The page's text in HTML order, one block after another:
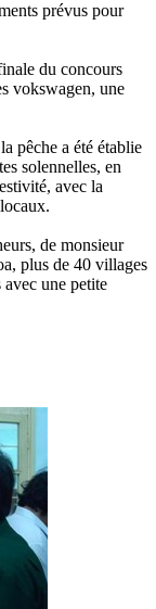
prévus pour
du concours
vokswagen, une
pêche a été établie
solennelles, en
avec la
de monsieur
plus de 40 villages
avec une petite